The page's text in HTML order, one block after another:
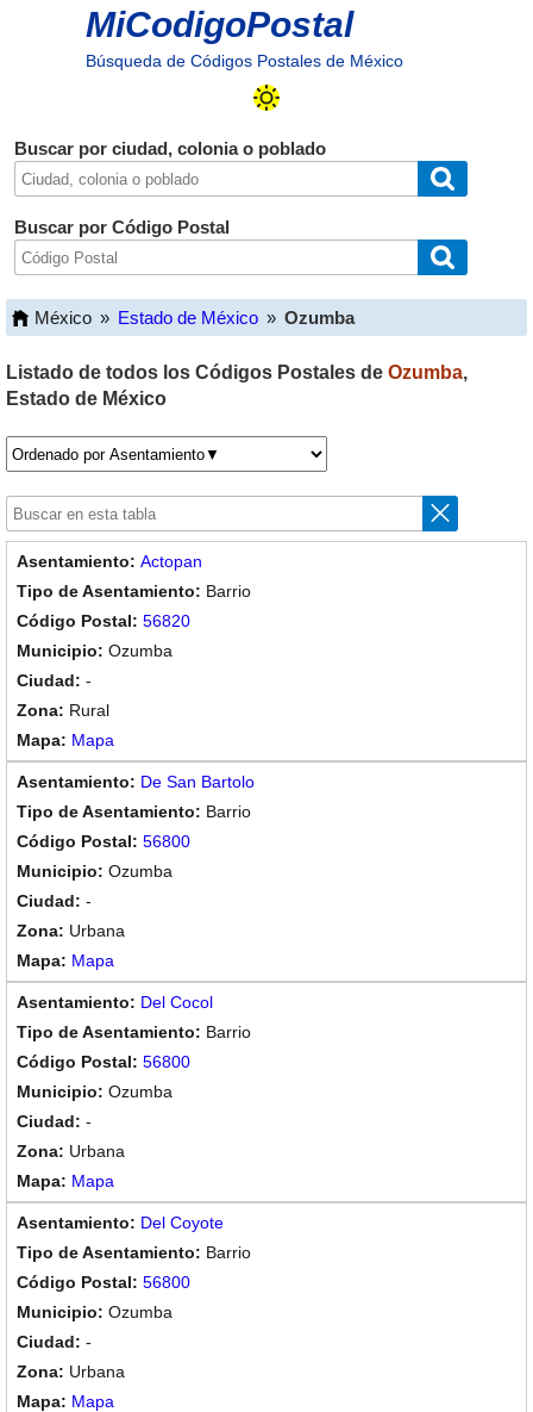
MiCodigoPostal
Búsqueda de Códigos Postales de México
Buscar por ciudad, colonia o poblado
Buscar por Código Postal
México » Estado de México » Ozumba
Listado de todos los Códigos Postales de Ozumba,
Estado de México
Actopan
Barrio
56820
Ozumba
-
Rural
Mapa
De San Bartolo
Barrio
56800
Ozumba
-
Urbana
Mapa
Del Cocol
Barrio
56800
Ozumba
-
Urbana
Mapa
Del Coyote
Barrio
56800
Ozumba
-
Urbana
Mapa